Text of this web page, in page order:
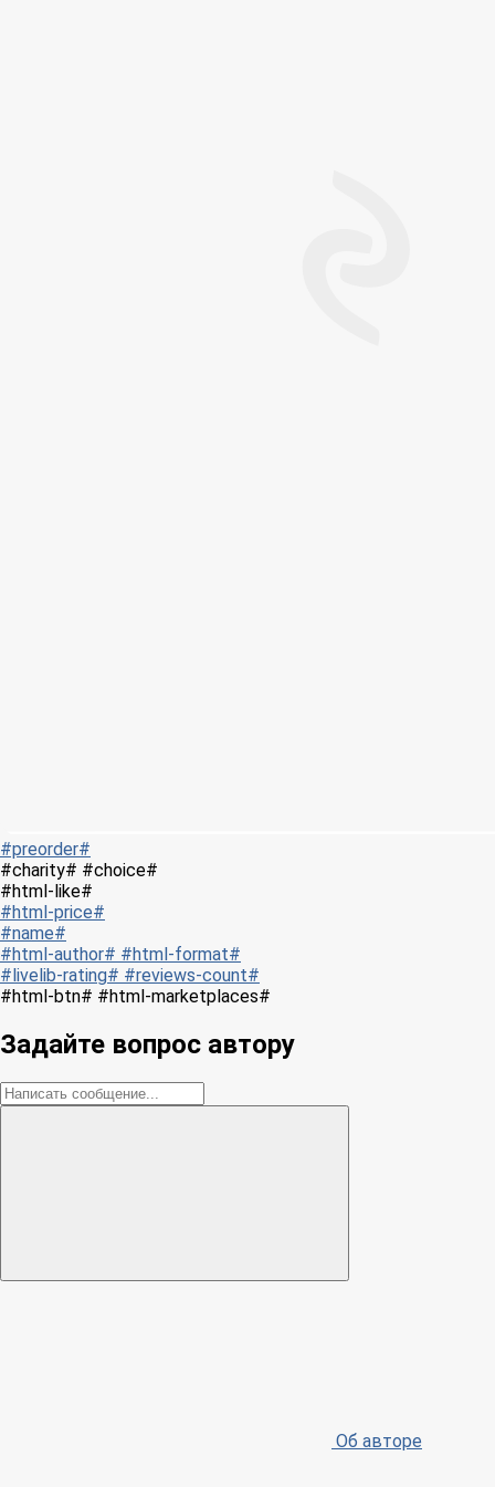
#preorder#
#charity# #choice#
#html-like#
#html-price#
#name#
#html-author# #html-format#
#livelib-rating# #reviews-count#
#html-btn# #html-marketplaces#
Задайте вопрос автору
Об авторе